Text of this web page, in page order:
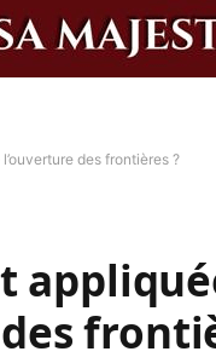
des frontières ?